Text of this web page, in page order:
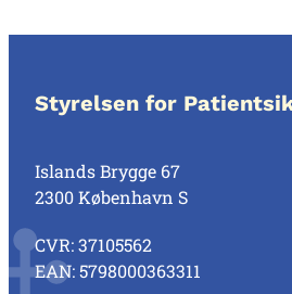
Styrelsen for
Islands Brygge 67
2300 København S
CVR: 37105562
EAN: 5798000363311